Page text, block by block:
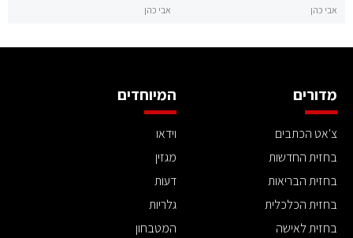
אבי כהן אבי כהן
מדורים
צ'אט הכתבים
בחזית החדשות
בחזית הבריאות
בחזית הכלכלית
בחזית לאישה
המיוחדים
וידאו
מגזין
דעות
גלריות
המטבחון